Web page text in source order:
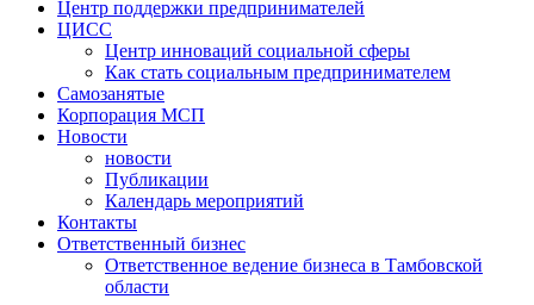
Центр поддержки предпринимателей
ЦИСС
Центр инноваций социальной сферы
Как стать социальным предпринимателем
Самозанятые
Корпорация МСП
Новости
новости
Публикации
Календарь мероприятий
Контакты
Ответственный бизнес
Ответственное ведение бизнеса в Тамбовской
области